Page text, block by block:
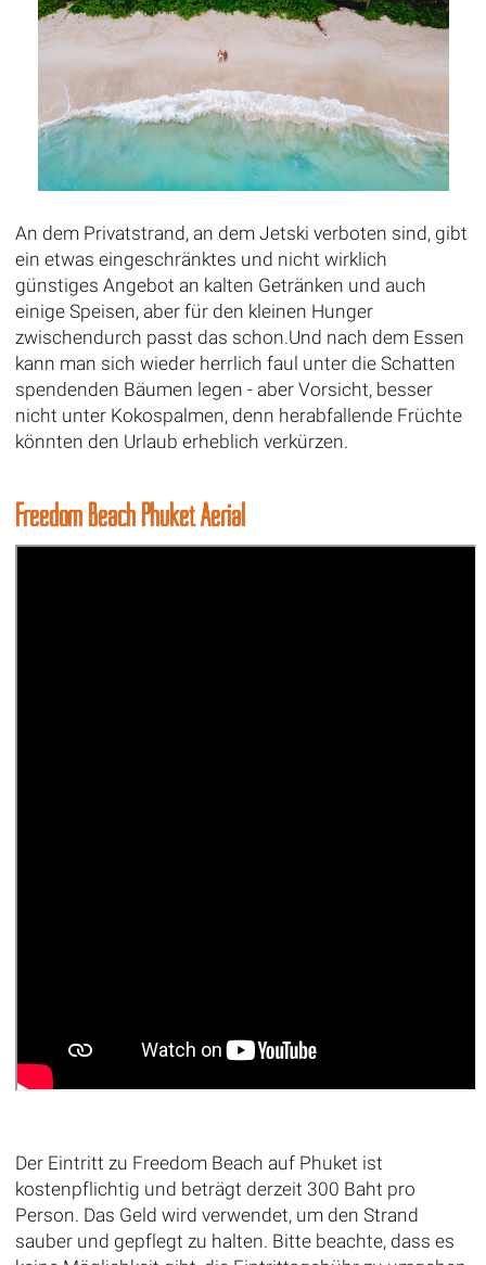
An dem Privatstrand, an dem Jetski verboten sind, gibt
ein etwas eingeschränktes und nicht wirklich
günstiges Angebot an kalten Getränken und auch
einige Speisen, aber für den kleinen Hunger
zwischendurch passt das schon.Und nach dem Essen
kann man sich wieder herrlich faul unter die Schatten
spendenden Bäumen legen - aber Vorsicht, besser
nicht unter Kokospalmen, denn herabfallende Früchte
könnten den Urlaub erheblich verkürzen.
Freedom Beach Phuket Aerial
Der Eintritt zu Freedom Beach auf Phuket ist
kostenpflichtig und beträgt derzeit 300 Baht pro
Person. Das Geld wird verwendet, um den Strand
sauber und gepflegt zu halten. Bitte beachte, dass es